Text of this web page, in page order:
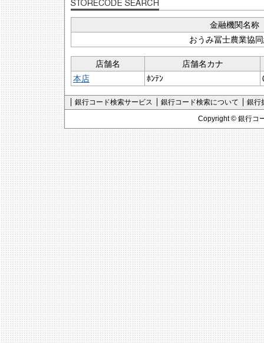
金融機関名称
おうみ冨士農業協
店舗名
店舗名カナ
本店
ﾎﾝﾃﾝ
銀行コード検索サービス 銀行コード検索について
銀行
Copyright © 銀行コ